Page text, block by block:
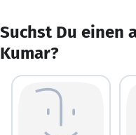
Suchst Du einen
Kumar?